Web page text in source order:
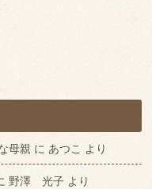
母親 にあつこ より
野澤 光子 より